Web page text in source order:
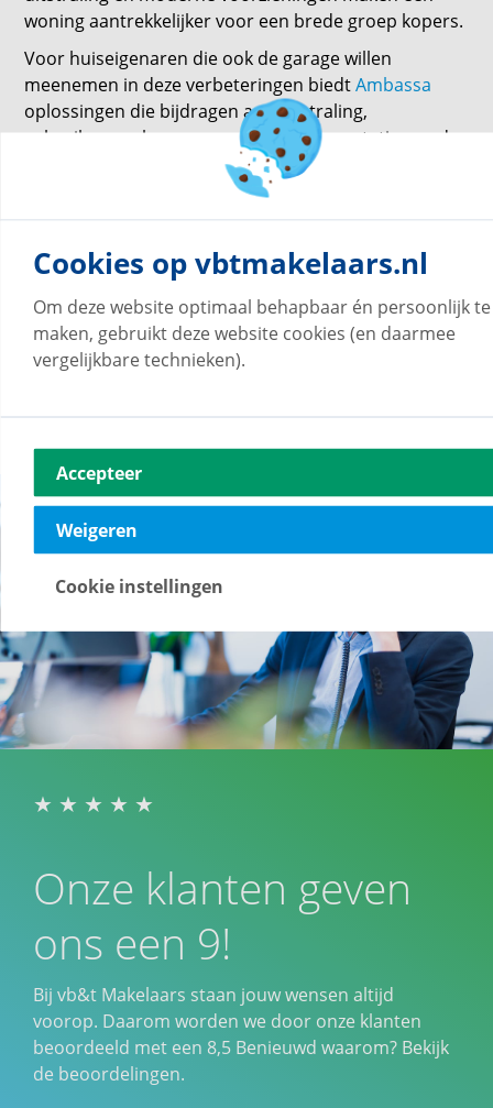
woning aantrekkelijker voor een brede groep kopers.
Voor huiseigenaren die ook de garage willen
meenemen in deze verbeteringen biedtAmbassa
oplossingen die bijdragen aan uitstraling,
gebruiksgemak en een verzorgde presentatie van de
woning. Ambassa, specialist in openslaande
garagedeuren, laat zien hoe een relatief kleine
aanpassing een groot verschil kan maken voor de
woning.
Onze klanten geven
ons een 9!
Bij vb&t Makelaars staan jouw wensen altijd
voorop. Daarom worden we door onze klanten
beoordeeld met een 8,5 Benieuwd waarom? Bekijk
de beoordelingen.
Cookies op vbtmakelaars.nl
Om deze website optimaal behapbaar én persoonlijk te
maken, gebruikt deze website cookies (en daarmee
vergelijkbare technieken).
Accepteer
Weigeren
Cookie instellingen